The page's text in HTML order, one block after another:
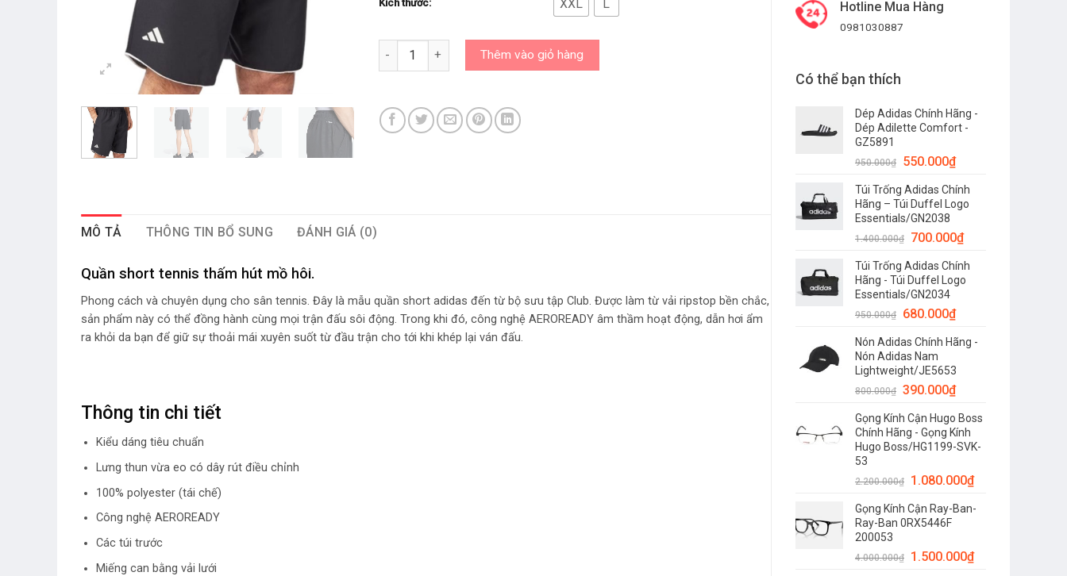
Hotline Mua Hàng
0981030887
Có thể bạn thích
Dép Adidas Chính Hãng -
Dép Adilette Comfort -
GZ5891
950.000₫ 550.000₫
Túi Trống Adidas Chính
Hãng – Túi Duffel Logo
Essentials/GN2038
1.400.000₫ 700.000₫
Túi Trống Adidas Chính
Hãng - Túi Duffel Logo
Essentials/GN2034
950.000₫ 680.000₫
Nón Adidas Chính Hãng -
Nón Adidas Nam
Lightweight/JE5653
800.000₫ 390.000₫
Gọng Kính Cận Hugo Boss
Chính Hãng - Gọng Kính
Hugo Boss/HG1199-SVK-
53
2.200.000₫ 1.080.000₫
Gọng Kính Cận Ray-Ban-
Ray-Ban 0RX5446F
200053
4.000.000₫ 1.500.000₫
Kích thước: XXL L
Quần Adidas Chính Hãng - Quần Tennis/Pickleball Nam/HS3266 số lượng
Thêm vào giỏ hàng
MÔ TẢ THÔNG TIN BỔ SUNG ĐÁNH GIÁ (0)
Quần short tennis thấm hút mồ hôi.
Phong cách và chuyên dụng cho sân tennis. Đây là mẫu quần short adidas đến từ bộ sưu tập Club. Được làm từ vải ripstop bền chắc,
sản phẩm này có thể đồng hành cùng mọi trận đấu sôi động. Trong khi đó, công nghệ AEROREADY âm thầm hoạt động, dẫn hơi ẩm
ra khỏi da bạn để giữ sự thoải mái xuyên suốt từ đầu trận cho tới khi khép lại ván đấu.
Thông tin chi tiết
Kiểu dáng tiêu chuẩn
Lưng thun vừa eo có dây rút điều chỉnh
100% polyester (tái chế)
Công nghệ AEROREADY
Các túi trước
Miếng can bằng vải lưới